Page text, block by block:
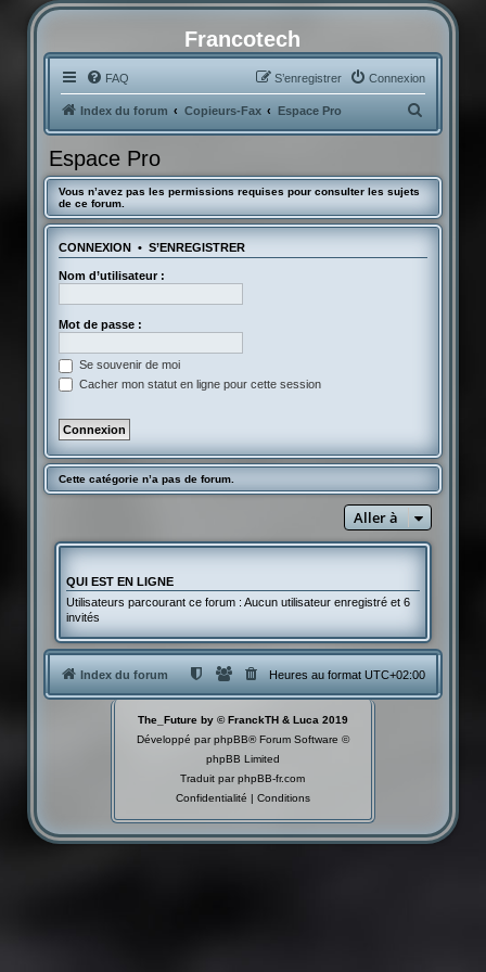
Francotech
FAQ Connexion
S’enregistrer
Index du forum Copieurs-Fax Espace Pro
e
h
e
Espace Pro
Vous n’avez pas les permissions requises pour consulter les sujets
de ce forum.
CONNEXION• S’ENREGISTRER
Nom d’utilisateur :
Mot de passe :
Se souvenir de moi
Cacher mon statut en ligne pour cette session
Cette catégorie n’a pas de forum.
Aller à
QUI EST EN LIGNE
Utilisateurs parcourant ce forum : Aucun utilisateur enregistré et 6
invités
Index du forum Heures au formatUTC+02:00
The_Future by © FranckTH & Luca 2019
Développé parphpBB® Forum Software ©
phpBB Limited
Traduit parphpBB-fr.com
Confidentialité | Conditions